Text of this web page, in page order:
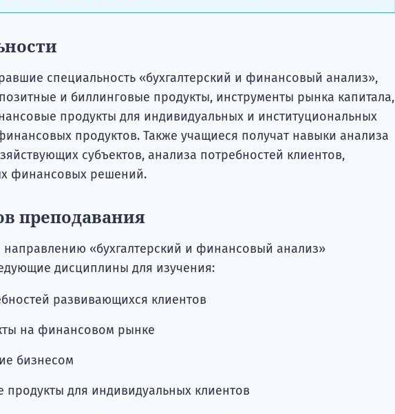
специальность «бухгалтерский и финансовый анализ»,
и биллинговые продукты, инструменты рынка капитала,
продукты для индивидуальных и институциональных
продуктов. Также учащиеся получат навыки анализа
субъектов, анализа потребностей клиентов,
финансовых решений.
преподавания
«бухгалтерский и финансовый анализ»
дисциплины для изучения:
развивающихся клиентов
на финансовом рынке
бизнесом
продукты для индивидуальных клиентов